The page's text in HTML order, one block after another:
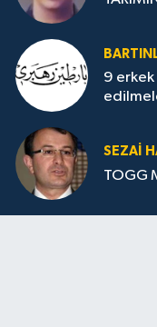
9 erkek
SEZAI
TOGG